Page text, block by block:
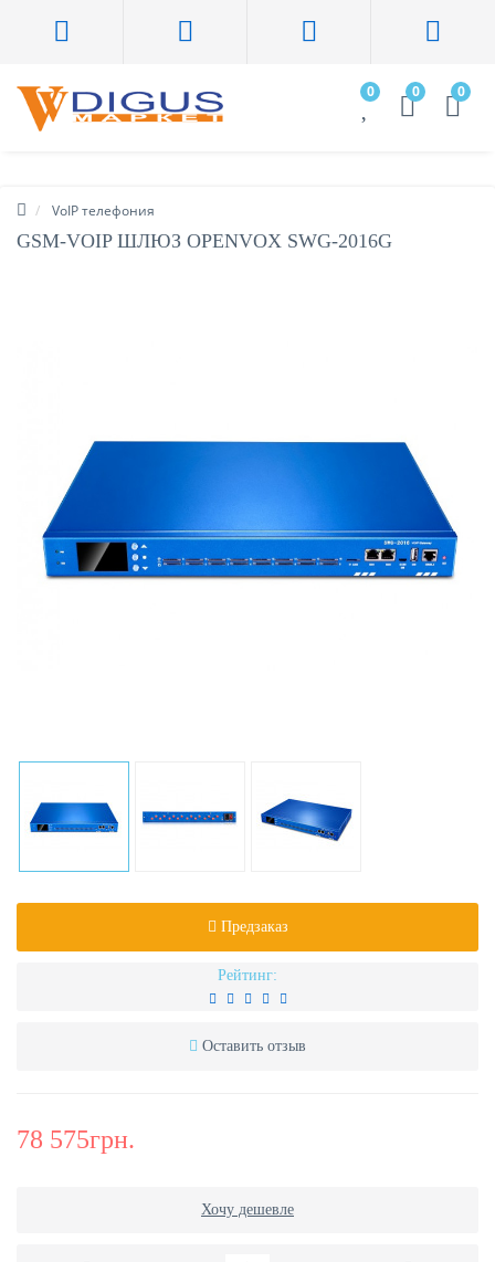
0 0 0
VoIP телефония
GSM-VOIP ШЛЮЗ OPENVOX SWG-2016G
Предзаказ
Рейтинг:
Оставить отзыв
78 575грн.
Хочу дешевле